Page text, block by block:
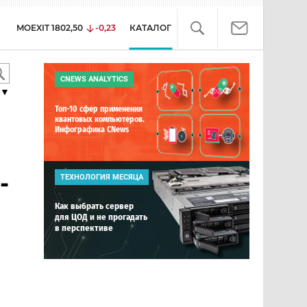
MOEXIT 1802,50 -0,23 КАТАЛОГ
CNEWS ANALYTICS
Топ-10 сфер применения
квантовых компьютеров.
Инфографика CNews
ТЕХНОЛОГИЯ МЕСЯЦА
Как выбрать сервер
для ЦОД и не прогадать
в перспективе